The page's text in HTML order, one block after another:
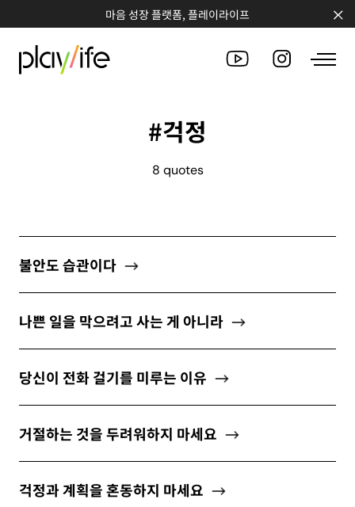
마음 성장 플랫폼, 플레이라이프
PEOPLE
QUOTE
COUNSELING
ABOUT
newsletter
소중한 자신의 가치를 찾도록 도와주는
#걱정
8 quotes
불안도 습관이다
나쁜 일을 막으려고 사는 게 아니라
당신이 전화 걸기를 미루는 이유
거절하는 것을 두려워하지 마세요
걱정과 계획을 혼동하지 마세요